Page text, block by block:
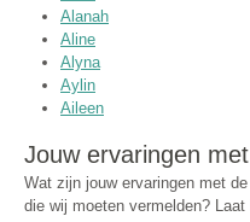
Alanah
Aline
Alyna
Aylin
Aileen
Jouw ervaringen
Wat zijn jouw ervaringen met
die wij moeten vermelden?